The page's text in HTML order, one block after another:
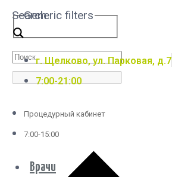
Search
Generic filters
г. Щелково, ул. Парковая, д.7
7:00-21:00
Процедурный кабинет
7:00-15:00
Врачи